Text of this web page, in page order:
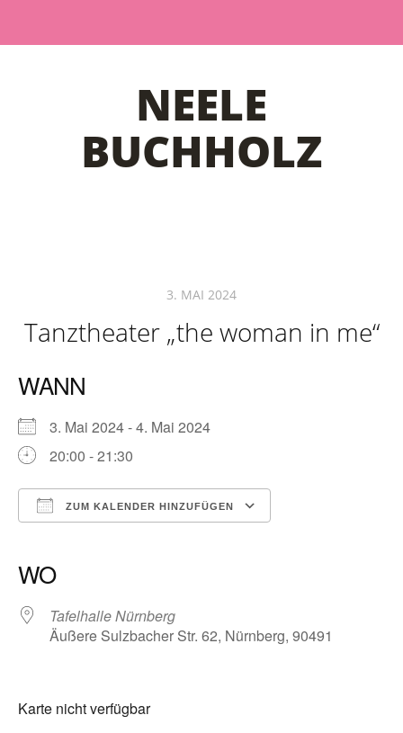
NEELE
BUCHHOLZ
3. MAI 2024
Tanztheater „the woman in me“
WANN
3. Mai 2024 - 4. Mai 2024
20:00 - 21:30
ZUM KALENDER HINZUFÜGEN
WO
Tafelhalle Nürnberg
Äußere Sulzbacher Str. 62, Nürnberg, 90491
Karte nicht verfügbar